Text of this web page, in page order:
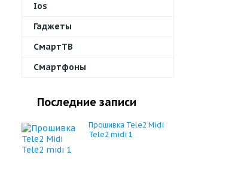
Ios
Гаджеты
СмартТВ
Смартфоны
Последние записи
Прошивка Tele2 Midi
Tele2 midi 1